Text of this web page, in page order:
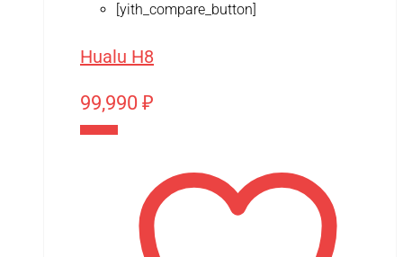
[yith_compare_button]
Hualu H8
99,990 ₽